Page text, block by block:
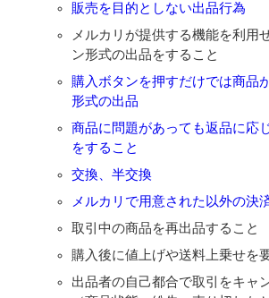
販売を目的としない出品行為
メルカリが提供する機能を利用
ン形式の出品をすること
購入ボタンを押すだけでは商品
形式の出品
商品に問題があっても返品に応
をすること
交換、半交換
メルカリで用意された以外の決
取引中の商品を再出品すること
購入後に値上げや送料上乗せを
出品者の自己都合で取引をキャ